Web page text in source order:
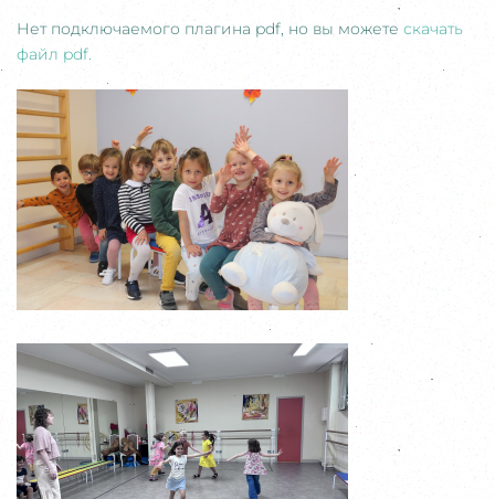
Нет подключаемого плагина pdf, но вы можете скачать
файл pdf.